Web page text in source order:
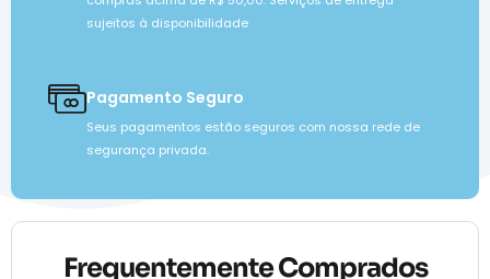
sujeitos à disponibilidade
Pagamento Seguro
Seus pagamentos estão seguros com nossa rede de
segurança privada.
Frequentemente Comprados